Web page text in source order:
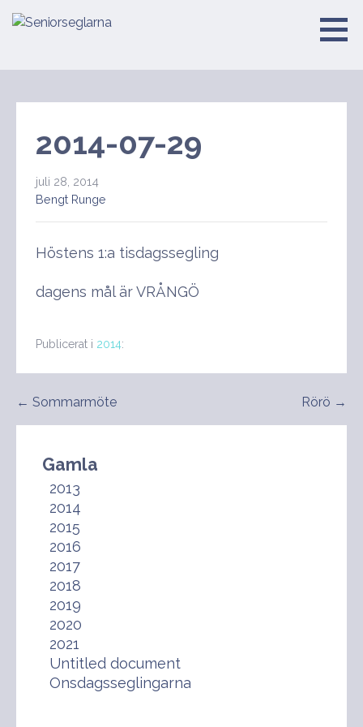
till
2014-07-29
juli 28, 2014
Bengt Runge
Höstens 1:a tisdagssegling
dagens mål är VRÅNGÖ
Publicerat i 2014:
Inläggsnavigering
← Sommarmöte Rörö →
Gamla
2013
2014
2015
2016
2017
2018
2019
2020
2021
Untitled document
Onsdagsseglingarna